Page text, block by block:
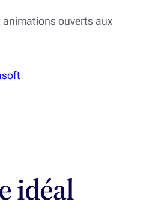
animations ouverts aux
idéal